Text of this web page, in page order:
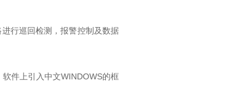
行巡回检测，报警控制及数据
件上引入中文WINDOWS的框